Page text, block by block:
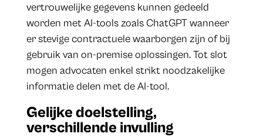
vertrouwelijke gegevens kunnen gedeeld
worden met AI-tools zoals ChatGPT wanneer
er stevige contractuele waarborgen zijn of bij
gebruik van on-premise oplossingen. Tot slot
mogen advocaten enkel strikt noodzakelijke
informatie delen met de AI-tool.
Gelijke doelstelling,
verschillende invulling